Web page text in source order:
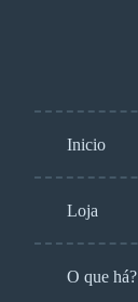
Inicio
Loja
O que há?